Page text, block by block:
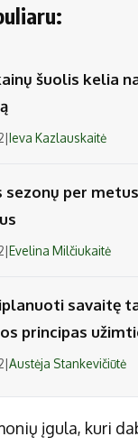
šuolis kelia
|Ieva Kazlauskaitė
sezonų per
|Evelina Milčiukaitė
savaitę
principas
|Austėja Stankevičiūtė
įgula, kuri